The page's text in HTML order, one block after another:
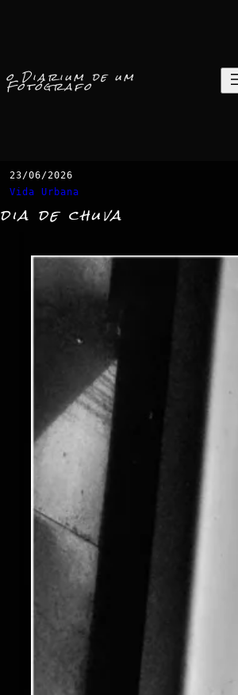
o Diarium de um
Fotógrafo
23/06/2026
Vida Urbana
dia de chuva